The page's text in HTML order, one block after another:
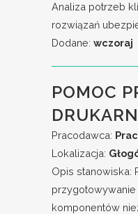
Analiza potrzeb
rozwiązań
Dodane: wczoraj
POMOC
Pracodawca:
Lokalizacja:
Opis stanowiska:
komponentów